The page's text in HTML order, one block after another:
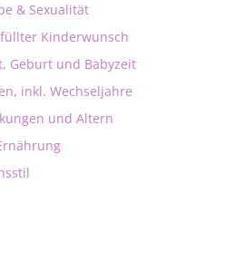
& Sexualität
Kinderwunsch
Geburt und Babyzeit
inkl. Wechseljahre
und Altern